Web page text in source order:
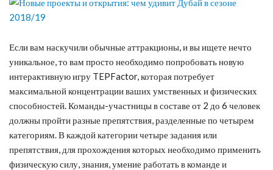
Если вам наскучили обычные аттракционы, и вы ищете нечто
уникальное, то вам просто необходимо попробовать новую
интерактивную игру TEPFactor, которая потребует
максимальной концентрации ваших умственных и физических
способностей. Команды-участницы в составе от 2 до 6 человек
должны пройти разные препятствия, разделенные по четырем
категориям. В каждой категории четыре задания или
препятствия, для прохождения которых необходимо применить
физическую силу, знания, умение работать в команде и